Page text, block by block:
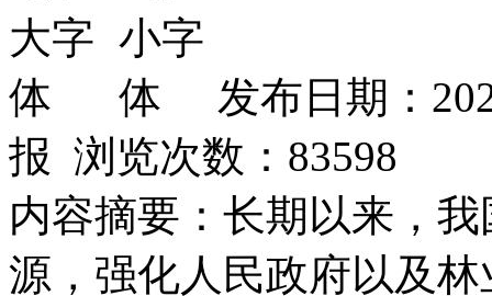
发布日期：
报 浏览次数： 83598
内容摘要：长期以来，
源，强化人民政府以及